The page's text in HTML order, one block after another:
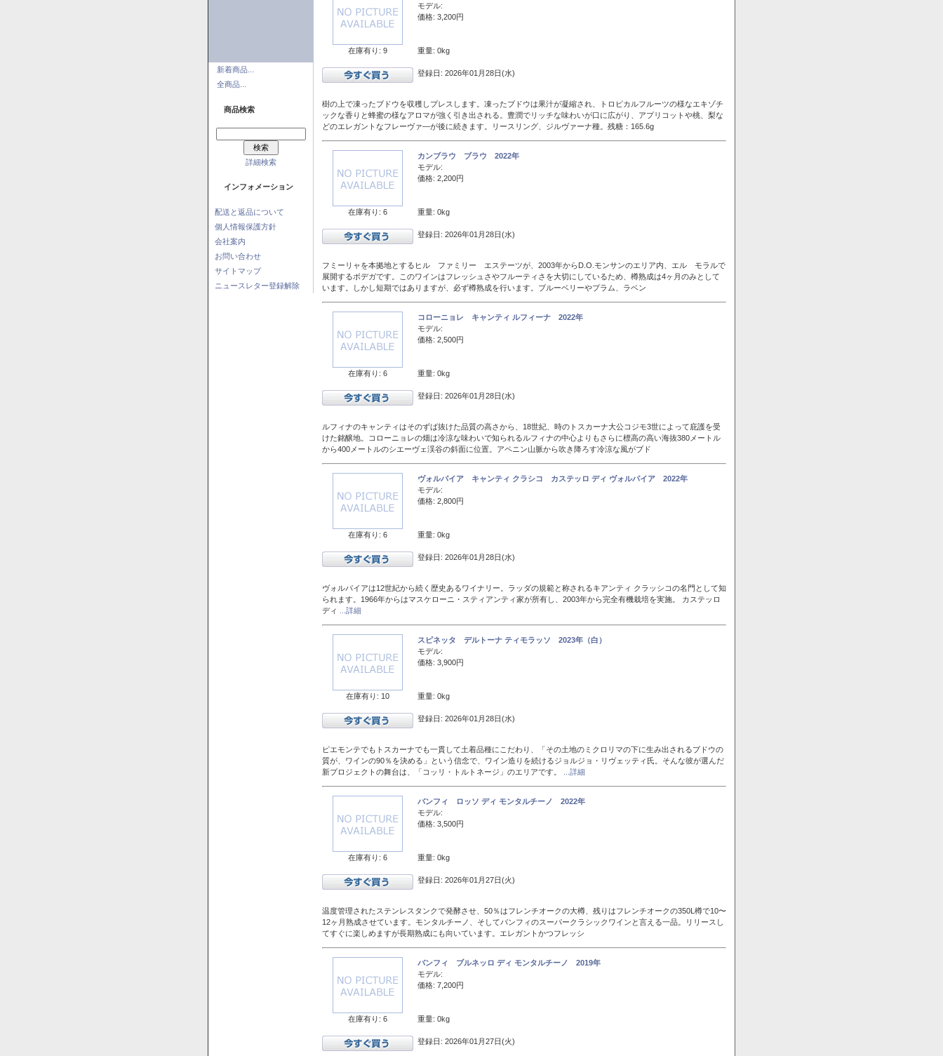
新着商品...
全商品...
商品検索
詳細検索
インフォメーション
配送と返品について
個人情報保護方針
会社案内
お問い合わせ
サイトマップ
ニュースレター登録解除
在庫有り: 9
モデル:
価格: 3,200円
重量: 0kg
登録日: 2026年01月28日(水)
樹の上で凍ったブドウを収穫しプレスします。凍ったブドウは果汁が凝縮され、トロピカルフルーツの様なエキゾチ
ックな香りと蜂蜜の様なアロマが強く引き出される。豊潤でリッチな味わいが口に広がり、アプリコットや桃、梨な
どのエレガントなフレーヴァ―が後に続きます。リースリング、ジルヴァーナ種。残糖：165.6g
在庫有り: 6
カンブラウ ブラウ 2022年
モデル:
価格: 2,200円
重量: 0kg
登録日: 2026年01月28日(水)
フミーリャを本拠地とするヒル ファミリー エステーツが、2003年からD.O.モンサンのエリア内、エル モラルで
展開するボデガです。このワインはフレッシュさやフルーティさを大切にしているため、樽熟成は4ヶ月のみとして
います。しかし短期ではありますが、必ず樽熟成を行います。ブルーベリーやプラム、ラベン
在庫有り: 6
コローニョレ キャンティ ルフィーナ 2022年
モデル:
価格: 2,500円
重量: 0kg
登録日: 2026年01月28日(水)
ルフィナのキャンティはそのずば抜けた品質の高さから、18世紀、時のトスカーナ大公コジモ3世によって庇護を受
けた銘醸地。コローニョレの畑は冷涼な味わいで知られるルフィナの中心よりもさらに標高の高い海抜380メートル
から400メートルのシエーヴェ渓谷の斜面に位置。アペニン山脈から吹き降ろす冷涼な風がブド
在庫有り: 6
ヴォルパイア キャンティ クラシコ カステッロ ディ ヴォルパイア 2022年
モデル:
価格: 2,800円
重量: 0kg
登録日: 2026年01月28日(水)
ヴォルパイアは12世紀から続く歴史あるワイナリー。ラッダの規範と称されるキアンティ クラッシコの名門として知
られます。1966年からはマスケローニ・スティアンティ家が所有し、2003年から完全有機栽培を実施。 カステッロ
ディ
...詳細
在庫有り: 10
スピネッタ デルトーナ ティモラッソ 2023年（白）
モデル:
価格: 3,900円
重量: 0kg
登録日: 2026年01月28日(水)
ピエモンテでもトスカーナでも一貫して土着品種にこだわり、「その土地のミクロリマの下に生み出されるブドウの
質が、ワインの90％を決める」という信念で、ワイン造りを続けるジョルジョ・リヴェッティ氏。そんな彼が選んだ
新プロジェクトの舞台は、「コッリ・トルトネージ」のエリアです。
...詳細
在庫有り: 6
バンフィ ロッソ ディ モンタルチーノ 2022年
モデル:
価格: 3,500円
重量: 0kg
登録日: 2026年01月27日(火)
温度管理されたステンレスタンクで発酵させ、50％はフレンチオークの大樽、残りはフレンチオークの350L樽で10〜
12ヶ月熟成させています。モンタルチーノ、そしてバンフィのスーパークラシックワインと言える一品。リリースし
てすぐに楽しめますが長期熟成にも向いています。エレガントかつフレッシ
在庫有り: 6
バンフィ ブルネッロ ディ モンタルチーノ 2019年
モデル:
価格: 7,200円
重量: 0kg
登録日: 2026年01月27日(火)